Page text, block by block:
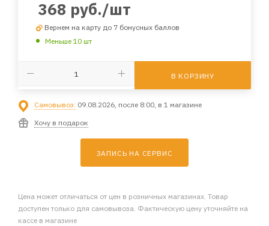
368 руб./шт
Вернем на карту до 7 бонусных баллов
Меньше 10 шт
В КОРЗИНУ
Самовывоз: 09.08.2026, после 8:00, в 1 магазине
Хочу в подарок
ЗАПИСЬ НА СЕРВИС
Цена может отличаться от цен в розничных магазинах. Товар
доступен только для самовывоза. Фактическую цену уточняйте на
кассе в магазине